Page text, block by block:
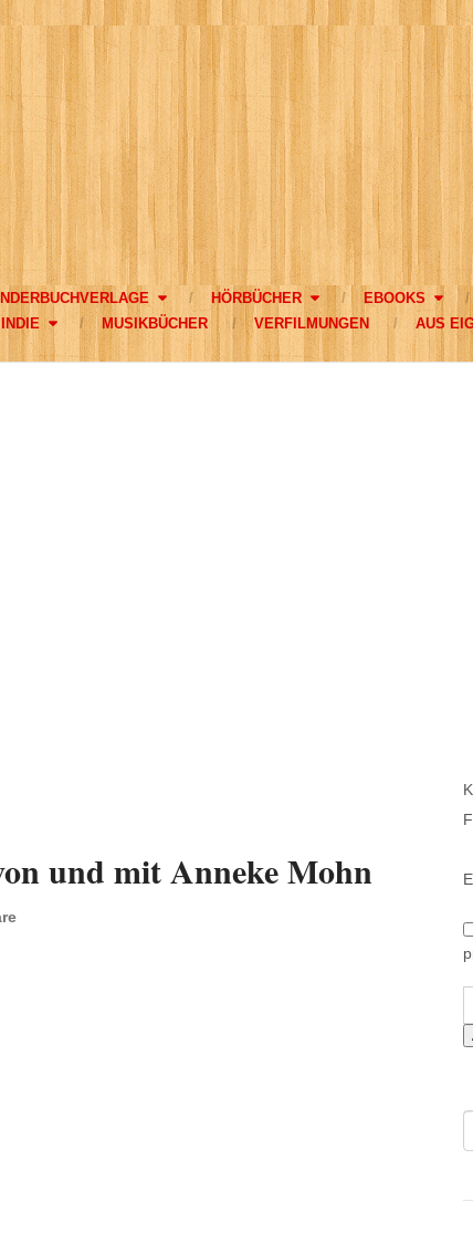
HÖRBÜCHER EBOOKS
INDIE MUSIKBÜCHER VERFILMUNGEN AUS
und mit Anneke Mohn